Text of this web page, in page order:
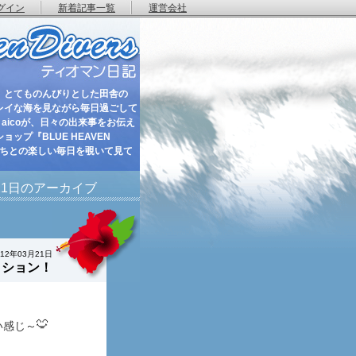
イン 新着記事一覧 運営会社
てものんびりとした田舎の
な海を見ながら毎日過ごして
が、日々の出来事をお伝え
ョップ『BLUE HEAVEN
との楽しい毎日を覗いて見て
日のアーカイブ
年03月21日
ョン！
じ～